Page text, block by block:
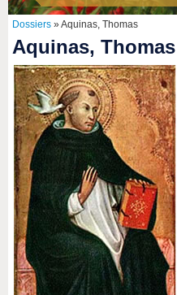
Dossiers » Aquinas, Thomas
Aquinas, Thomas